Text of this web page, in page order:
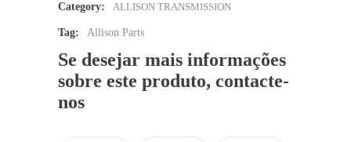
Category: ALLISON TRANSMISSION
Tag: Allison Parts
Se desejar mais informações
sobre este produto, contacte-
nos